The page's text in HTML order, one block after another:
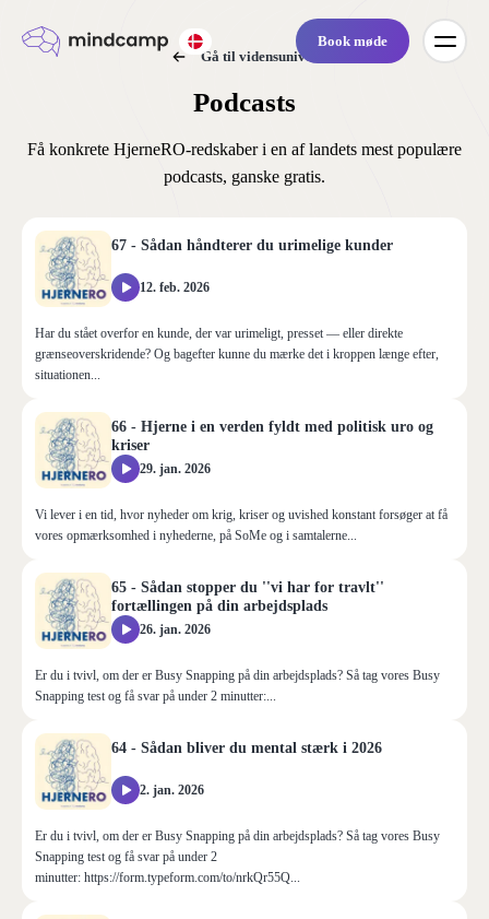
Book møde
Gå til vidensunivers
Podcasts
Få konkrete HjerneRO-redskaber i en af landets mest populære
podcasts, ganske gratis.
67 - Sådan håndterer du urimelige kunder
12. feb. 2026
Har du stået overfor en kunde, der var urimeligt, presset — eller direkte
grænseoverskridende? Og bagefter kunne du mærke det i kroppen længe efter,
situationen...
66 - Hjerne i en verden fyldt med politisk uro og
kriser
29. jan. 2026
Vi lever i en tid, hvor nyheder om krig, kriser og uvished konstant forsøger at få
vores opmærksomhed i nyhederne, på SoMe og i samtalerne...
65 - Sådan stopper du ''vi har for travlt''
fortællingen på din arbejdsplads
26. jan. 2026
Er du i tvivl, om der er Busy Snapping på din arbejdsplads? Så tag vores Busy
Snapping test og få svar på under 2 minutter:...
64 - Sådan bliver du mental stærk i 2026
2. jan. 2026
Er du i tvivl, om der er Busy Snapping på din arbejdsplads? Så tag vores Busy
Snapping test og få svar på under 2
minutter: https://form.typeform.com/to/nrkQr55Q...